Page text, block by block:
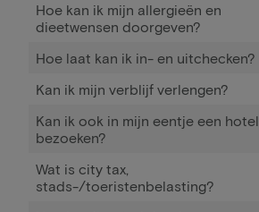
Hoe kan ik mijn allergieën en
dieetwensen doorgeven?
Hoe laat kan ik in- en uitchecken?
Kan ik mijn verblijf verlengen?
Kan ik ook in mijn eentje een hotel
bezoeken?
Wat is city tax,
stads-/toeristenbelasting?